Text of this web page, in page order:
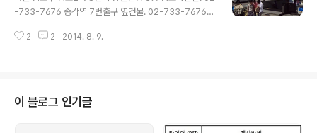
데 이번에 여권사진과 비슷한 수준으로 강화된 것. 1. 무배
눈썹)을 가리면 안되며 4. 양쪽 귀가 모두 노출되어야 하고
-733-7676 종각역 7번출구 옆건물. 02-733-7676
쉬울까... 네비게이션이나 지도가 있다면 주소겠지만 그냥
관을 찾는 아주 쉬운 방법. 그러나 7번 출구를 못찾는 경
우....가 가끔 있더라... 3번출구에서 찾는 것은 아래 사진으
로... 3번 출구에서 그냥 직진하면 7번 출구 보이니까... 종
2 2 2014. 8. 9.
이 블로그 인기글